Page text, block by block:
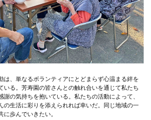
は、単なるボランティアにとどまらず心温まる絆を
いる。芳寿園の皆さんとの触れ合いを通じて私たち
謝の気持ちを抱いている。私たちの活動によって、
の生活に彩りを添えられれば幸いだ。同じ地域の一
に歩んでいきたい。